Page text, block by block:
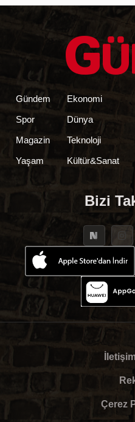
Gündem
Spor
Magazin
Yaşam
Ekonomi
Dünya
Teknoloji
Kültür&Sanat
Bizi
Çerez